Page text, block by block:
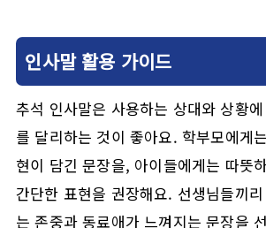
인사말 활용 가이드
추석 인사말은 사용하는 상대와 상황
를 달리하는 것이 좋아요. 학부모에게
현이 담긴 문장을, 아이들에게는 따뜻
간단한 표현을 권장해요. 선생님들끼
는 존중과 동료애가 느껴지는 문장을